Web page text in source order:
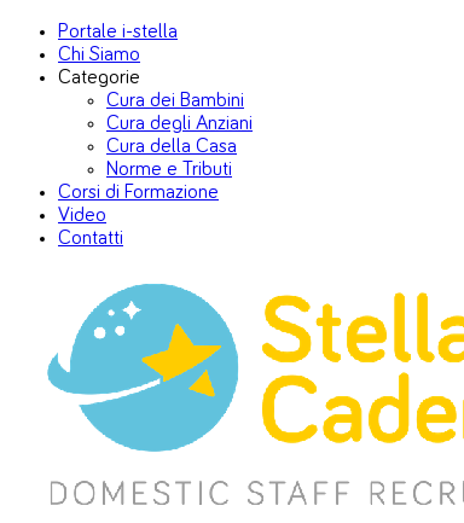
Portale i-stella
Chi Siamo
Categorie
Cura dei Bambini
Cura degli Anziani
Cura della Casa
Norme e Tributi
Corsi di Formazione
Video
Contatti